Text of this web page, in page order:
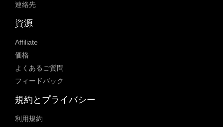
連絡先
資源
Affiliate
価格
よくあるご質問
フィードバック
規約とプライバシー
利用規約